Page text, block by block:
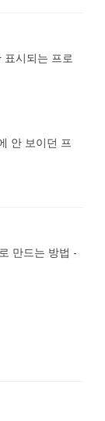
표시되는 프로
안 보이던 프
만드는 방법 -